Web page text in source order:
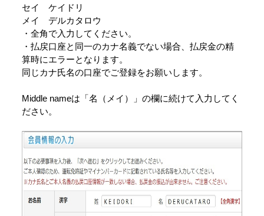
セイ ケイドリ
メイ デルカタロウ
・全角で入力してください。
・払戻口座と同一のカナ名義でない場合、払戻金の精
算時にエラーとなります。
同じカナ氏名の口座でご登録をお願いします。
Middle nameは「名（メイ）」の欄に続けて入力してく
ださい。